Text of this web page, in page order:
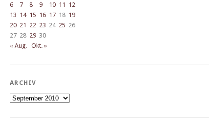
6
7 8 9 10 11 12
13 14 15 16 17 18 19
20 21 22 23 24 25 26
27 28 29 30
« Aug. Okt. »
ARCHIV
Archiv